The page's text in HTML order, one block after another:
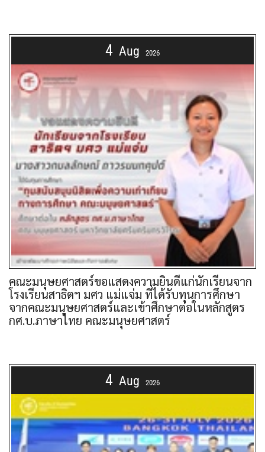
4 Aug 2026
คณะมนุษยศาสตร์ขอแสดงความยินดีแก่นักเรียนจาก
โรงเรียนสาธิตฯ มศว แม่แจ่ม ที่ได้รับทุนการศึกษา
จากคณะมนุษยศาสตร์และเข้าศึกษาต่อในหลักสูตร
กศ.บ.ภาษาไทย คณะมนุษยศาสตร์
4 Aug 2026